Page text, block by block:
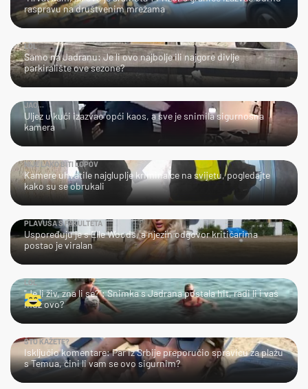
raspravu na društvenim mrežama
LOL
Samo na Jadranu: Je li ovo najbolje ili najgore divlje
parkiralište ove sezone?
JAO...
Uljez u kući izazvao opći kaos, a sve je snimila sigurnosna
kamera
NIJE LAKO BITI LOPOV
Kamere uhvatile najgluplje kriminalce na svijetu, pogledajte
kako su se obrukali
PLAVUŠA S FAKULTETA
Uspoređuju je s Elle Woods, a njezin odgovor kritičarima
postao je viralan
LOL
"Je li živ, zna li se?": Snimka s Jadrana postala hit, radi li i vaš
muž ovo?
ŠTO KAŽETE?
Isključio komentare: Par iz Srbije preporučio spravicu za plažu
s Temua, čini li vam se ovo sigurnim?